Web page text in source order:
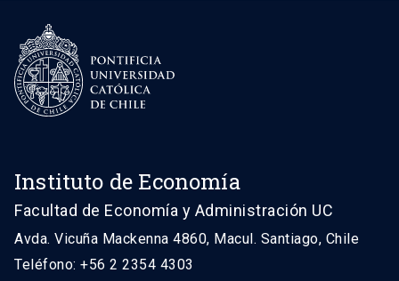
Instituto de Economía
Facultad de Economía y Administración UC
Avda. Vicuña Mackenna 4860, Macul. Santiago, Chile
Teléfono: +56 2 2354 4303